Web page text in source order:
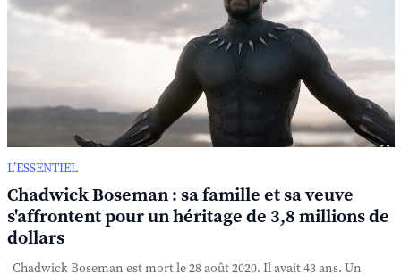
L’ESSENTIEL
Chadwick Boseman : sa famille et sa veuve
s'affrontent pour un héritage de 3,8 millions de
dollars
Chadwick Boseman est mort le 28 août 2020. Il avait 43 ans. Un